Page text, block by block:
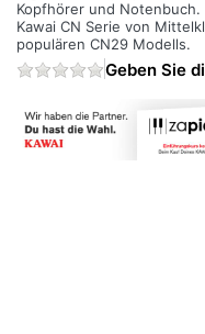
Kopfhörer und
Kawai CN Serie von
populären CN29 Modells.
Geben Sie